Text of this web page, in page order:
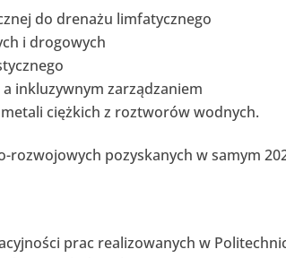
do drenażu limfatycznego
i drogowych
inkluzywnym zarządzaniem
ciężkich z roztworów wodnych.
pozyskanych w samym
prac realizowanych w